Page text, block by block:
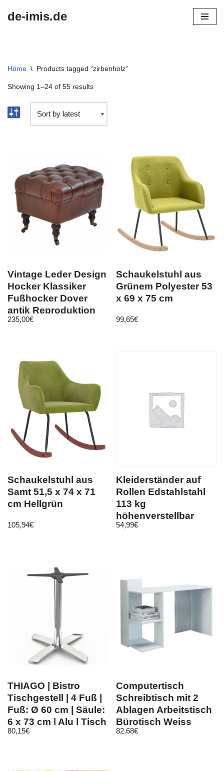
de-imis.de
Home \ Products tagged “zirbenholz”
Showing 1–24 of 55 results
Vintage Leder Design
Hocker Klassiker
Fußhocker Dover
antik Reproduktion
1056ST
235,00€
Schaukelstuhl aus
Grünem Polyester 53
x 69 x 75 cm
99,65€
Schaukelstuhl aus
Samt 51,5 x 74 x 71
cm Hellgrün
105,94€
Kleiderständer auf
Rollen Edstahlstahl
113 kg
höhenverstellbar
zusammenklappbar
54,99€
THIAGO | Bistro
Tischgestell | 4 Fuß |
Fuß: Ø 60 cm | Säule:
6 x 73 cm | Alu | Tisch
80,15€
Computertisch
Schreibtisch mit 2
Ablagen Arbeitstisch
Bürotisch Weiss
82,68€